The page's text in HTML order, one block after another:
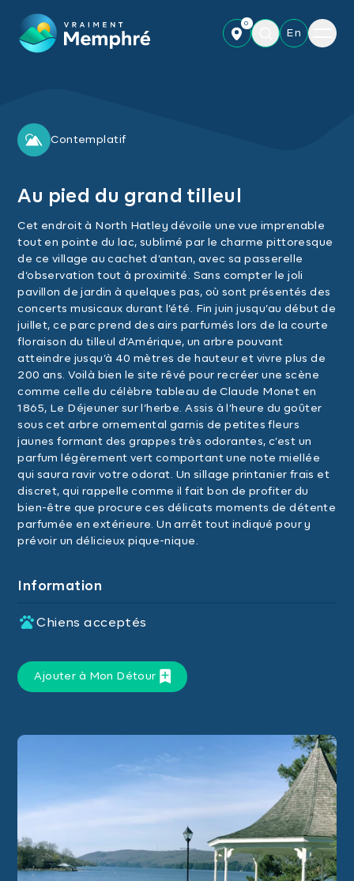
0
En
Menu
Contemplatif
Au pied du grand tilleul
Cet endroit à North Hatley dévoile une vue imprenable
tout en pointe du lac, sublimé par le charme pittoresque
de ce village au cachet d’antan, avec sa passerelle
d’observation tout à proximité. Sans compter le joli
pavillon de jardin à quelques pas, où sont présentés des
concerts musicaux durant l’été. Fin juin jusqu’au début de
juillet, ce parc prend des airs parfumés lors de la courte
floraison du tilleul d’Amérique, un arbre pouvant
atteindre jusqu’à 40 mètres de hauteur et vivre plus de
200 ans. Voilà bien le site rêvé pour recréer une scène
comme celle du célèbre tableau de Claude Monet en
1865, Le Déjeuner sur l’herbe. Assis à l’heure du goûter
sous cet arbre ornemental garnis de petites fleurs
jaunes formant des grappes très odorantes, c’est un
parfum légèrement vert comportant une note miellée
qui saura ravir votre odorat. Un sillage printanier frais et
discret, qui rappelle comme il fait bon de profiter du
bien-être que procure ces délicats moments de détente
parfumée en extérieure. Un arrêt tout indiqué pour y
prévoir un délicieux pique-nique.
Information
Chiens acceptés
Ajouter à Mon Détour